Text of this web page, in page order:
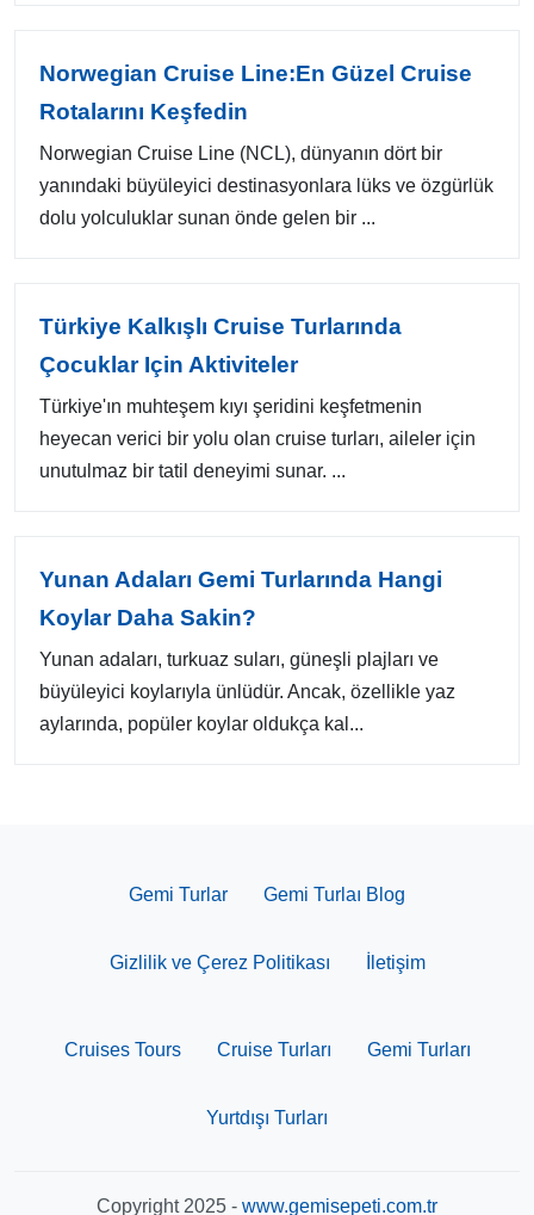
Norwegian Cruise Line:En Güzel Cruise
Rotalarını Keşfedin
Norwegian Cruise Line (NCL), dünyanın dört bir
yanındaki büyüleyici destinasyonlara lüks ve özgürlük
dolu yolculuklar sunan önde gelen bir ...
Türkiye Kalkışlı Cruise Turlarında
Çocuklar Için Aktiviteler
Türkiye'ın muhteşem kıyı şeridini keşfetmenin
heyecan verici bir yolu olan cruise turları, aileler için
unutulmaz bir tatil deneyimi sunar. ...
Yunan Adaları Gemi Turlarında Hangi
Koylar Daha Sakin?
Yunan adaları, turkuaz suları, güneşli plajları ve
büyüleyici koylarıyla ünlüdür. Ancak, özellikle yaz
aylarında, popüler koylar oldukça kal...
Gemi Turlar Gemi Turlaı Blog
Gizlilik ve Çerez Politikası İletişim
Cruises Tours Cruise Turları Gemi Turları
Yurtdışı Turları
Copyright 2025 - www.gemisepeti.com.tr